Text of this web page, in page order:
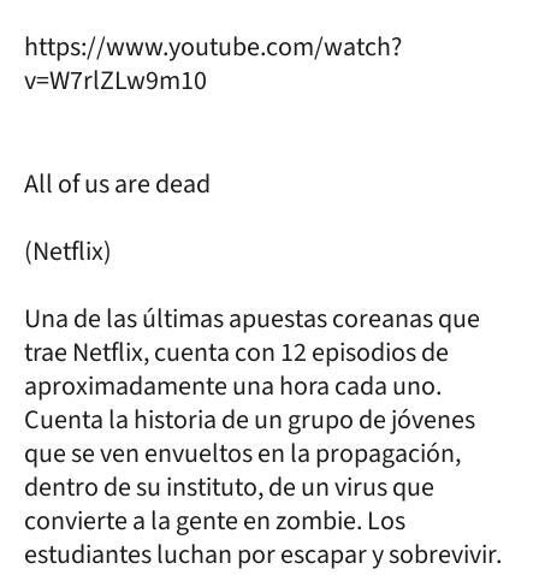
https://www.youtube.com/watch?
v=W7rlZLw9m10
All of us are dead
(Netflix)
Una de las últimas apuestas coreanas que
trae Netflix, cuenta con 12 episodios de
aproximadamente una hora cada uno.
Cuenta la historia de un grupo de jóvenes
que se ven envueltos en la propagación,
dentro de su instituto, de un virus que
convierte a la gente en zombie. Los
estudiantes luchan por escapar y sobrevivir.